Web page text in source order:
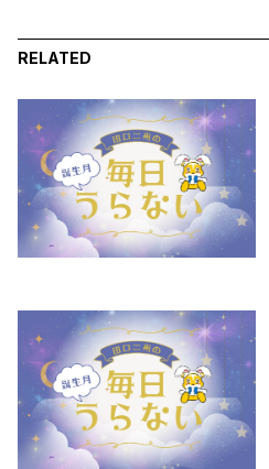
RELATED